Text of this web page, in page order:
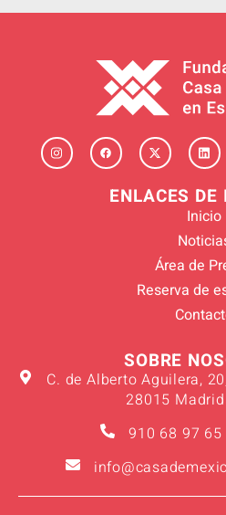
ENLACES DE
Inicio
Área de
Reserva de
SOBRE
C. de Alberto Aguilera,
28015 Madrid
910 68 97 65